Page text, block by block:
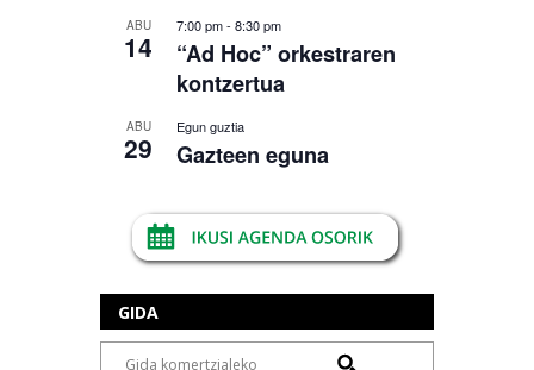
ABU
14
7:00 pm- 8:30 pm
“Ad Hoc” orkestraren
kontzertua
ABU
29
Egun guztia
Gazteen eguna
GIDA